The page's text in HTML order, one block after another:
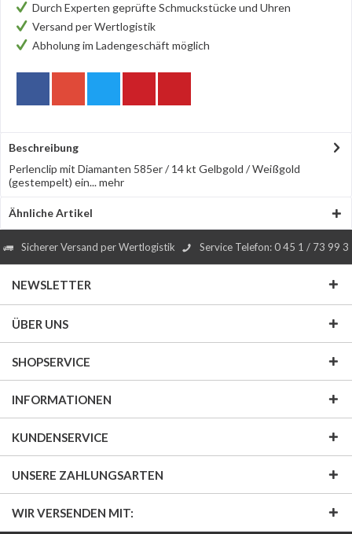
Durch Experten geprüfte Schmuckstücke und Uhren
Versand per Wertlogistik
Abholung im Ladengeschäft möglich
Beschreibung
Perlenclip mit Diamanten 585er / 14 kt Gelbgold / Weißgold
(gestempelt) ein...mehr
Ähnliche Artikel
Sicherer Versand per Wertlogistik Service Telefon: 0 45 1 / 73 99 3
NEWSLETTER
ÜBER UNS
SHOPSERVICE
INFORMATIONEN
KUNDENSERVICE
UNSERE ZAHLUNGSARTEN
WIR VERSENDEN MIT: